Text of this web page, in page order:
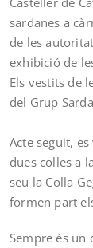
sardanes a
de les
exhibició de
Els vestits de
del Grup
Acte seguit,
dues colles a
seu la Colla
formen part
Sempre és